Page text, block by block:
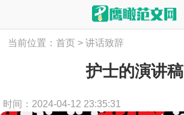
当前位置：首页 > 讲话致辞
护士的演讲稿
时间：2024-04-12 23:35:31